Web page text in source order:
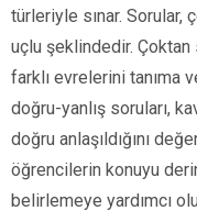
türleriyle sınar. Sorular,
uçlu şeklindedir. Çoktan
farklı evrelerini tanıma
doğru-yanlış soruları,
doğru anlaşıldığını
öğrencilerin konuyu
belirlemeye yardımcı